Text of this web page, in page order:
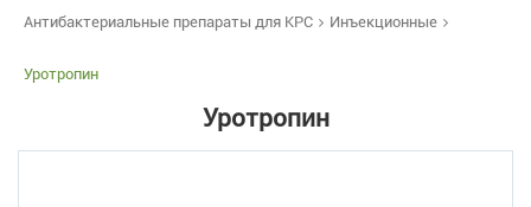
Антибактериальные препараты для КРС Инъекционные
Уротропин
Уротропин